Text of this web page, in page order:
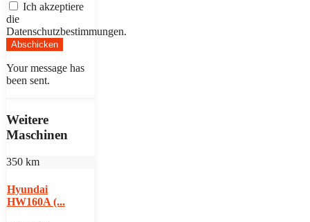
Ich akzeptiere
die
Datenschutzbestimmungen.
Abschicken
Your message has
been sent.
Weitere
Maschinen
350 km
Hyundai
HW160A (...